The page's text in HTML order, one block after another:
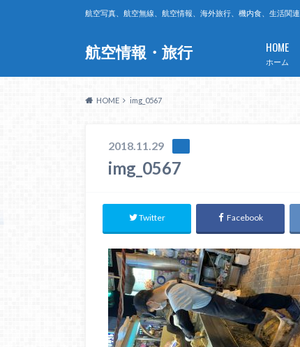
航空情報・旅行
航空写真、航空無線、航空情報、海外旅行、機内食、生活関連
ホーム
HOME
HOME img_0567
2018.11.29
img_0567
Twitter Facebook